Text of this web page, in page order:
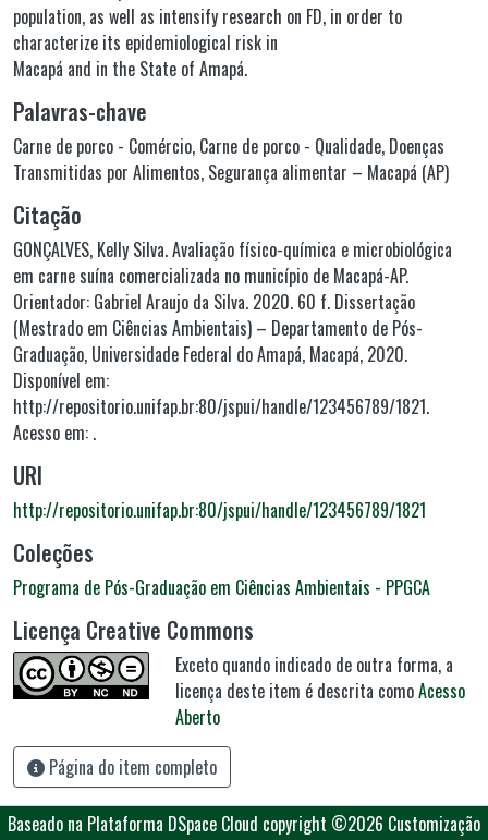
population, as well as intensify research on FD, in order to
characterize its epidemiological risk in
Macapá and in the State of Amapá.
Palavras-chave
Carne de porco - Comércio, Carne de porco - Qualidade, Doenças
Transmitidas por Alimentos, Segurança alimentar – Macapá (AP)
Citação
GONÇALVES, Kelly Silva. Avaliação físico-química e microbiológica
em carne suína comercializada no município de Macapá-AP.
Orientador: Gabriel Araujo da Silva. 2020. 60 f. Dissertação
(Mestrado em Ciências Ambientais) – Departamento de Pós-
Graduação, Universidade Federal do Amapá, Macapá, 2020.
Disponível em:
http://repositorio.unifap.br:80/jspui/handle/123456789/1821.
Acesso em: .
URI
http://repositorio.unifap.br:80/jspui/handle/123456789/1821
Coleções
Programa de Pós-Graduação em Ciências Ambientais - PPGCA
Licença Creative Commons
Exceto quando indicado de outra forma, a
licença deste item é descrita comoAcesso
Aberto
Página do item completo
Baseado na Plataforma DSpace Cloud copyright ©2026 Customização